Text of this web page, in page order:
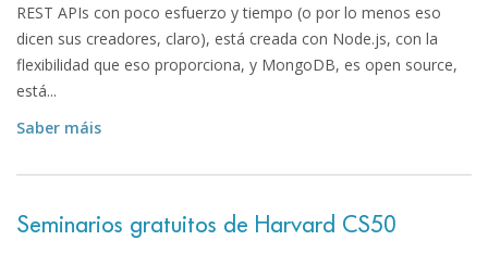
REST APIs con poco esfuerzo y tiempo (o por lo menos eso
dicen sus creadores, claro), está creada con Node.js, con la
flexibilidad que eso proporciona, y MongoDB, es open source,
está...
Saber máis
Seminarios gratuitos de Harvard CS50